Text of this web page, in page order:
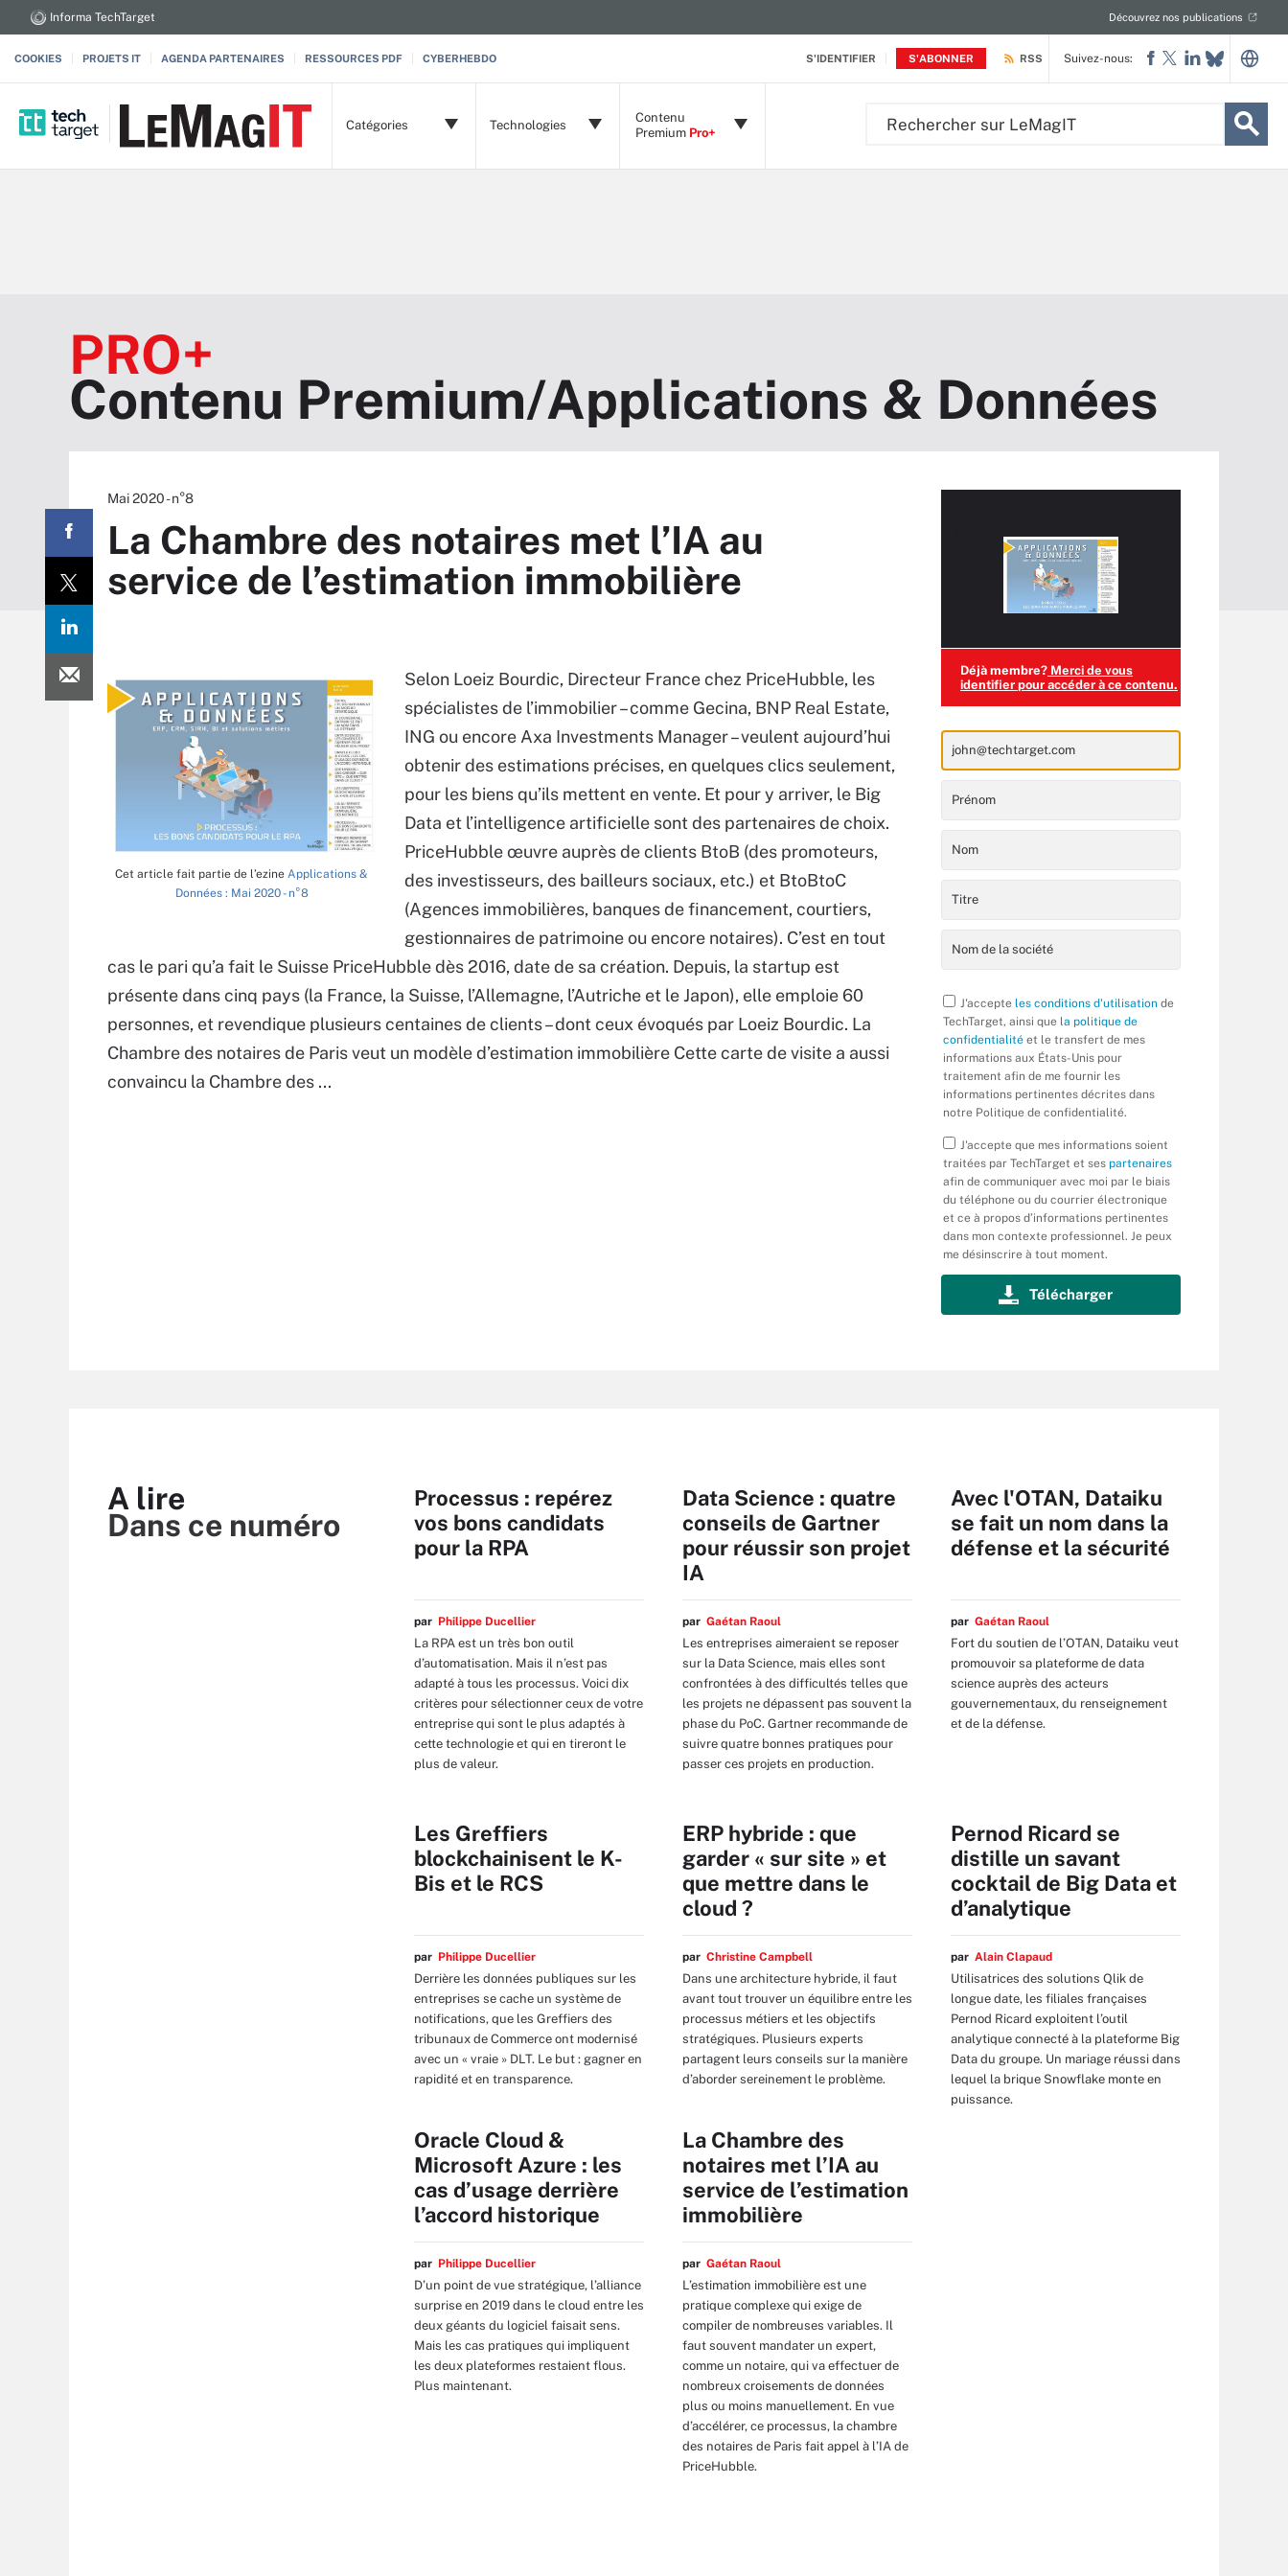
S'IDENTIFIER S'ABONNER
Informa TechTarget Découvrez nos publications
COOKIES PROJETS IT AGENDA PARTENAIRES RESSOURCES PDF CYBERHEBDO RSS
Catégories Technologies
Contenu
Premium Pro+
Suivez-nous:
PRO+
Contenu Premium/Applications & Données
Mai 2020 - n°8
La Chambre des notaires met l’IA au
service de l’estimation immobilière
Cet article fait partie de l’ezine Applications &
Données : Mai 2020 - n°8
Selon Loeiz Bourdic, Directeur France chez PriceHubble, les
spécialistes de l’immobilier – comme Gecina, BNP Real Estate,
ING ou encore Axa Investments Manager – veulent aujourd’hui
obtenir des estimations précises, en quelques clics seulement,
pour les biens qu’ils mettent en vente. Et pour y arriver, le Big
Data et l’intelligence artificielle sont des partenaires de choix.
PriceHubble œuvre auprès de clients BtoB (des promoteurs,
des investisseurs, des bailleurs sociaux, etc.) et BtoBtoC
(Agences immobilières, banques de financement, courtiers,
gestionnaires de patrimoine ou encore notaires). C’est en tout
cas le pari qu’a fait le Suisse PriceHubble dès 2016, date de sa création. Depuis, la startup est
présente dans cinq pays (la France, la Suisse, l’Allemagne, l’Autriche et le Japon), elle emploie 60
personnes, et revendique plusieurs centaines de clients – dont ceux évoqués par Loeiz Bourdic. La
Chambre des notaires de Paris veut un modèle d’estimation immobilière Cette carte de visite a aussi
convaincu la Chambre des ...
Déjà membre? Merci de vous
identifier pour accéder à ce contenu.
J'accepte les conditions d'utilisation de
TechTarget, ainsi que la politique de
confidentialité et le transfert de mes
informations aux États-Unis pour
traitement afin de me fournir les
informations pertinentes décrites dans
notre Politique de confidentialité.
J'accepte que mes informations soient
traitées par TechTarget et ses partenaires
afin de communiquer avec moi par le biais
du téléphone ou du courrier électronique
et ce à propos d’informations pertinentes
dans mon contexte professionnel. Je peux
me désinscrire à tout moment.
A lire
Dans ce numéro
Processus : repérez
vos bons candidats
pour la RPA
par Philippe Ducellier
La RPA est un très bon outil
d’automatisation. Mais il n’est pas
adapté à tous les processus. Voici dix
critères pour sélectionner ceux de votre
entreprise qui sont le plus adaptés à
cette technologie et qui en tireront le
plus de valeur.
Data Science : quatre
conseils de Gartner
pour réussir son projet
IA
par Gaétan Raoul
Les entreprises aimeraient se reposer
sur la Data Science, mais elles sont
confrontées à des difficultés telles que
les projets ne dépassent pas souvent la
phase du PoC. Gartner recommande de
suivre quatre bonnes pratiques pour
passer ces projets en production.
Avec l'OTAN, Dataiku
se fait un nom dans la
défense et la sécurité
par Gaétan Raoul
Fort du soutien de l’OTAN, Dataiku veut
promouvoir sa plateforme de data
science auprès des acteurs
gouvernementaux, du renseignement
et de la défense.
Les Greffiers
blockchainisent le K-
Bis et le RCS
par Philippe Ducellier
Derrière les données publiques sur les
entreprises se cache un système de
notifications, que les Greffiers des
tribunaux de Commerce ont modernisé
avec un « vraie » DLT. Le but : gagner en
rapidité et en transparence.
ERP hybride : que
garder « sur site » et
que mettre dans le
cloud ?
par Christine Campbell
Dans une architecture hybride, il faut
avant tout trouver un équilibre entre les
processus métiers et les objectifs
stratégiques. Plusieurs experts
partagent leurs conseils sur la manière
d’aborder sereinement le problème.
Pernod Ricard se
distille un savant
cocktail de Big Data et
d’analytique
par Alain Clapaud
Utilisatrices des solutions Qlik de
longue date, les filiales françaises
Pernod Ricard exploitent l’outil
analytique connecté à la plateforme Big
Data du groupe. Un mariage réussi dans
lequel la brique Snowflake monte en
puissance.
Oracle Cloud &
Microsoft Azure : les
cas d’usage derrière
l’accord historique
par Philippe Ducellier
D’un point de vue stratégique, l’alliance
surprise en 2019 dans le cloud entre les
deux géants du logiciel faisait sens.
Mais les cas pratiques qui impliquent
les deux plateformes restaient flous.
Plus maintenant.
La Chambre des
notaires met l’IA au
service de l’estimation
immobilière
par Gaétan Raoul
L’estimation immobilière est une
pratique complexe qui exige de
compiler de nombreuses variables. Il
faut souvent mandater un expert,
comme un notaire, qui va effectuer de
nombreux croisements de données
plus ou moins manuellement. En vue
d’accélérer, ce processus, la chambre
des notaires de Paris fait appel à l’IA de
PriceHubble.